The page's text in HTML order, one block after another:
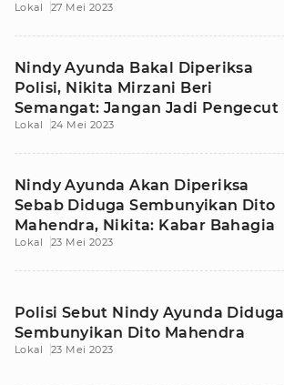
Lokal 27 Mei 2023
Nindy Ayunda Bakal Diperiksa
Polisi, Nikita Mirzani Beri
Semangat: Jangan Jadi Pengecut
Lokal 24 Mei 2023
Nindy Ayunda Akan Diperiksa
Sebab Diduga Sembunyikan Dito
Mahendra, Nikita: Kabar Bahagia
Lokal 23 Mei 2023
Polisi Sebut Nindy Ayunda Diduga
Sembunyikan Dito Mahendra
Lokal 23 Mei 2023